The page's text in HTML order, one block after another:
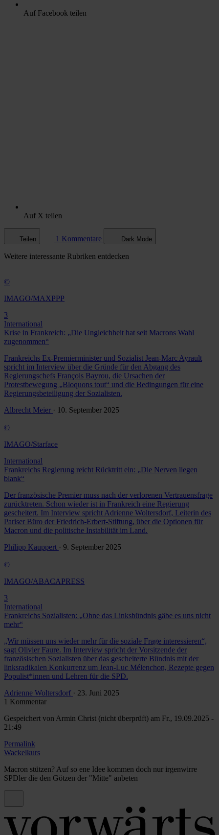
Auf Facebook teilen
Auf X teilen
Teilen 1 Kommentare Dark Mode
Weitere interessante Rubriken entdecken
©
IMAGO/MAXPPP
3
International
Krise in Frankreich: „Die Ungleichheit hat seit Macrons Wahl
zugenommen“
Frankreichs Ex-Premierminister und Sozialist Jean-Marc Ayrault
spricht im Interview über die Gründe für den Abgang des
Regierungschefs François Bayrou, die Ursachen der
Protestbewegung „Bloquons tout“ und die Bedingungen für eine
Regierungsbeteiligung der Sozialisten.
Albrecht Meier · 10. September 2025
©
IMAGO/Starface
International
Frankreichs Regierung reicht Rücktritt ein: „Die Nerven liegen
blank“
Der französische Premier muss nach der verlorenen Vertrauensfrage
zurücktreten. Schon wieder ist in Frankreich eine Regierung
gescheitert. Im Interview spricht Adrienne Woltersdorf, Leiterin des
Pariser Büro der Friedrich-Erbert-Stiftung, über die Optionen für
Macron und die politische Instabilität im Land.
Philipp Kauppert · 9. September 2025
©
IMAGO/ABACAPRESS
3
International
Frankreichs Sozialisten: „Ohne das Linksbündnis gäbe es uns nicht
mehr“
„Wir müssen uns wieder mehr für die soziale Frage interessieren“,
sagt Olivier Faure. Im Interview spricht der Vorsitzende der
französischen Sozialisten über das gescheiterte Bündnis mit der
linksradikalen Konkurrenz um Jean-Luc Mélenchon, Rezepte gegen
Populist*innen und Lehren für die SPD.
Adrienne Woltersdorf · 23. Juni 2025
1 Kommentar
Gespeichert von Armin Christ (nicht überprüft) am Fr., 19.09.2025 -
21:49
Permalink
Wackelkurs
Macron stützen? Auf so ene Idee kommen doch nur irgenwirre
SPDler die den Götzen der "Mitte" anbeten